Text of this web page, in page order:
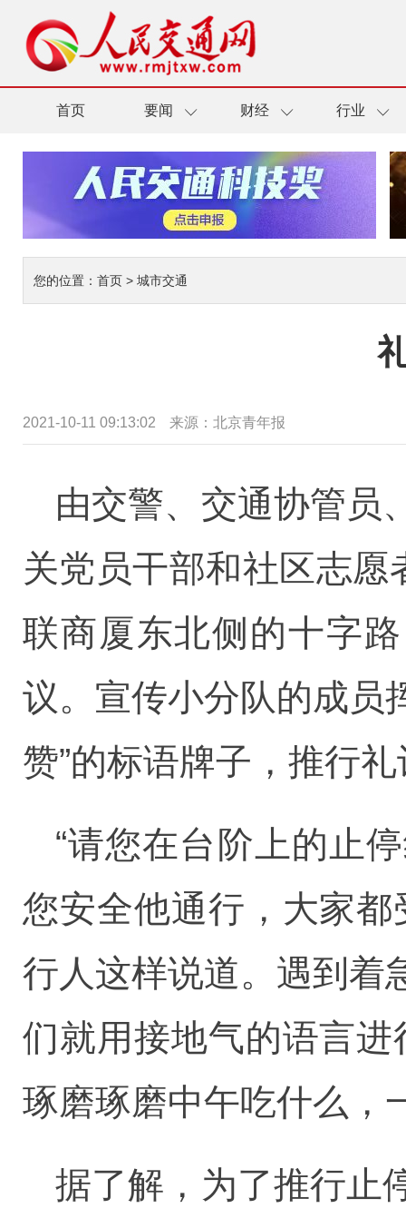
首页 要闻 财经 行业
您的位置： 首页 > 城市交通
2021-10-11 09:13:02 来源：北京青年报
由交警、交通协管员
关党员干部和社区志愿
联商厦东北侧的十字
议。宣传小分队的成员
赞”的标语牌子，推行
“请您在台阶上的止
您安全他通行，大家
行人这样说道。遇到着
们就用接地气的语言
琢磨琢磨中午吃什么，
据了解，为了推行止